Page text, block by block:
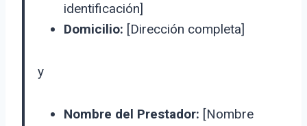
identificación]
Domicilio: [Dirección completa]
y
Nombre del Prestador: [Nombre